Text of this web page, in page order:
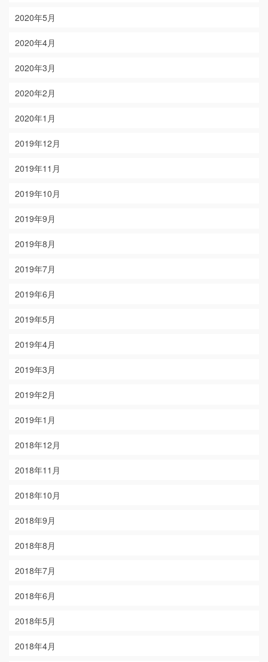
2020年5月
2020年4月
2020年3月
2020年2月
2020年1月
2019年12月
2019年11月
2019年10月
2019年9月
2019年8月
2019年7月
2019年6月
2019年5月
2019年4月
2019年3月
2019年2月
2019年1月
2018年12月
2018年11月
2018年10月
2018年9月
2018年8月
2018年7月
2018年6月
2018年5月
2018年4月